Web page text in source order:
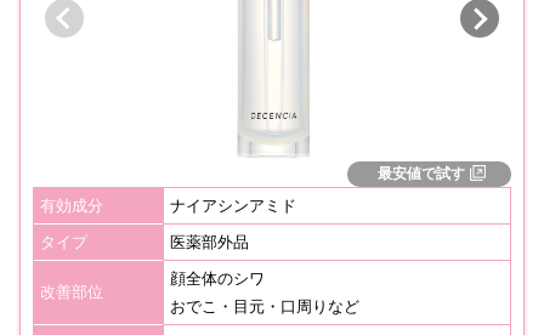
最安値で試す
有効成分
ナイアシンアミド
タイプ
医薬部外品
改善部位
顔全体のシワ
おでこ・目元・口周りなど